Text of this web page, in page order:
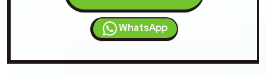
WhatsApp